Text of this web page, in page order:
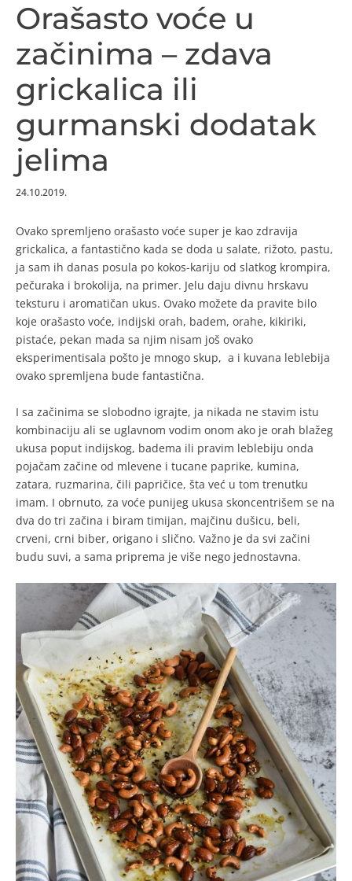
Orašasto voće u
začinima – zdava
grickalica ili
gurmanski dodatak
jelima
24.10.2019.
Ovako spremljeno orašasto voće super je kao zdravija
grickalica, a fantastično kada se doda u salate, rižoto, pastu,
ja sam ih danas posula po kokos-kariju od slatkog krompira,
pečuraka i brokolija, na primer. Jelu daju divnu hrskavu
teksturu i aromatičan ukus. Ovako možete da pravite bilo
koje orašasto voće, indijski orah, badem, orahe, kikiriki,
pistaće, pekan mada sa njim nisam još ovako
eksperimentisala pošto je mnogo skup, a i kuvana leblebija
ovako spremljena bude fantastična.
I sa začinima se slobodno igrajte, ja nikada ne stavim istu
kombinaciju ali se uglavnom vodim onom ako je orah blažeg
ukusa poput indijskog, badema ili pravim leblebiju onda
pojačam začine od mlevene i tucane paprike, kumina,
zatara, ruzmarina, čili papričice, šta već u tom trenutku
imam. I obrnuto, za voće punijeg ukusa skoncentrišem se na
dva do tri začina i biram timijan, majčinu dušicu, beli,
crveni, crni biber, origano i slično. Važno je da svi začini
budu suvi, a sama priprema je više nego jednostavna.